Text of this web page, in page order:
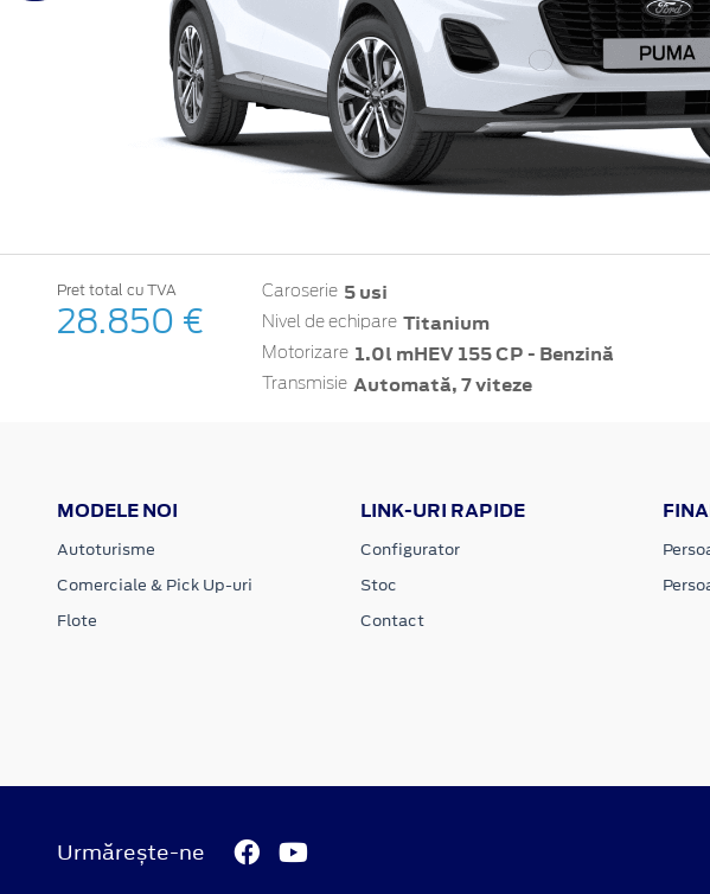
Pret total cu TVA
28.850 €
Caroserie 5 usi
Nivel de echipare Titanium
Motorizare 1.0l mHEV 155 CP - Benzină
Transmisie Automată, 7 viteze
MODELE NOI
Autoturisme
Comerciale & Pick Up-uri
Flote
LINK-URI RAPIDE
Configurator
Stoc
Contact
Urmărește-ne